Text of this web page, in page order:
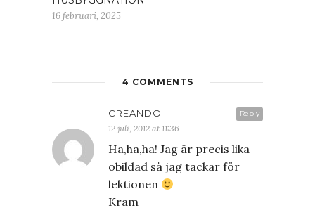
16 februari, 2025
4 COMMENTS
Reply
CREANDO
12 juli, 2012 at 11:36
Ha,ha,ha! Jag är precis lika
obildad så jag tackar för
lektionen
Kram